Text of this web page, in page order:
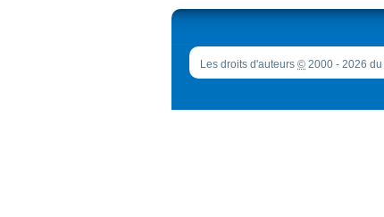
Les droits d'auteurs © 2000 - 2026 du